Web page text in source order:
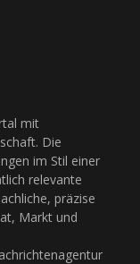
mit
Die
im Stil einer
relevante
präzise
Markt und